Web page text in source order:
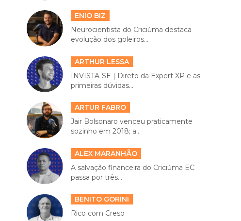
ENIO BIZ
Neurocientista do Criciúma destaca
evolução dos goleiros...
ARTHUR LESSA
INVISTA-SE | Direto da Expert XP e as
primeiras dúvidas...
ARTUR FABRO
Jair Bolsonaro venceu praticamente
sozinho em 2018; a...
ALEX MARANHÃO
A salvação financeira do Criciúma EC
passa por três...
BENITO GORINI
Rico com Creso